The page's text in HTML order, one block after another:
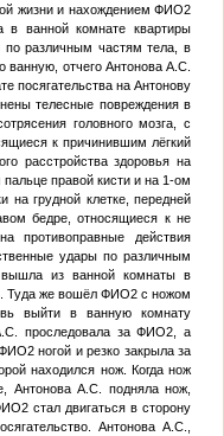
жизни и нахождениемФИО2
в ванной комнате квартиры
различным частям тела, в
ванную, отчего Антонова А.С.
посягательства на Антонову
телесные повреждения в
головного мозга, с
к причинившим лёгкий
расстройства здоровья на
правой кисти и на 1-ом
на грудной клетке, передней
бедре, относящиеся к не
противоправные действия
удары по различным
из ванной комнаты в
Туда же вошёлФИО2 с ножом
выйти в ванную комнату
проследовала заФИО2 , а
ногой и резко закрыла за
находился нож. Когда нож
Антонова А.С. подняла нож,
стал двигаться в сторону
Антонова А.С.,